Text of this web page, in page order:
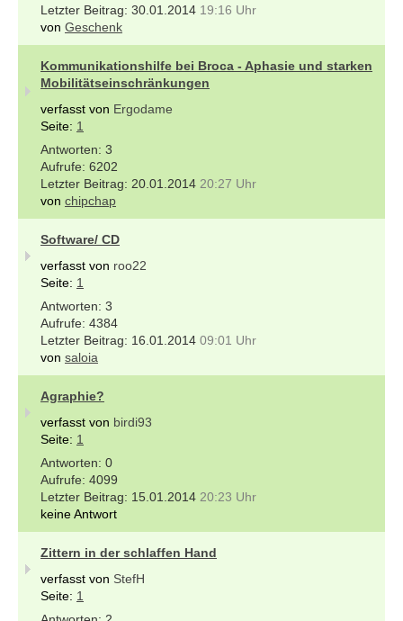
30.01.2014 19:16 Uhr
von Geschenk
Kommunikationshilfe bei Broca - Aphasie und starken
Mobilitätseinschränkungen
verfasst von Ergodame
Seite: 1
3
6202
20.01.2014 20:27 Uhr
von chipchap
Software/ CD
verfasst von roo22
Seite: 1
3
4384
16.01.2014 09:01 Uhr
von saloia
Agraphie?
verfasst von birdi93
Seite: 1
0
4099
15.01.2014 20:23 Uhr
keine Antwort
Zittern in der schlaffen Hand
verfasst von StefH
Seite: 1